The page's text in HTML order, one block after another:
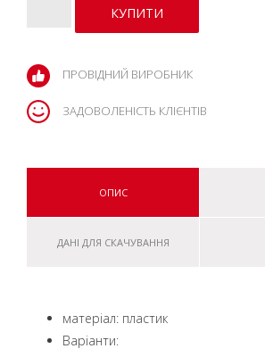
ПРОВІДНИЙ ВИРОБНИК
ЗАДОВОЛЕНІСТЬ КЛІЄНТІВ
ОПИС
ДАНІ ДЛЯ СКАЧУВАННЯ
матеріал: пластик
Варіанти: